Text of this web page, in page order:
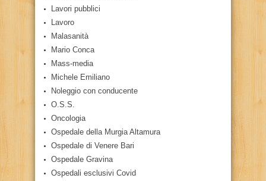
Lavori pubblici
Lavoro
Malasanità
Mario Conca
Mass-media
Michele Emiliano
Noleggio con conducente
O.S.S.
Oncologia
Ospedale della Murgia Altamura
Ospedale di Venere Bari
Ospedale Gravina
Ospedali esclusivi Covid